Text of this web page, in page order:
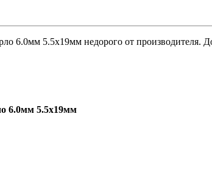
6.0мм 5.5х19мм недорого от производителя.
6.0мм 5.5х19мм